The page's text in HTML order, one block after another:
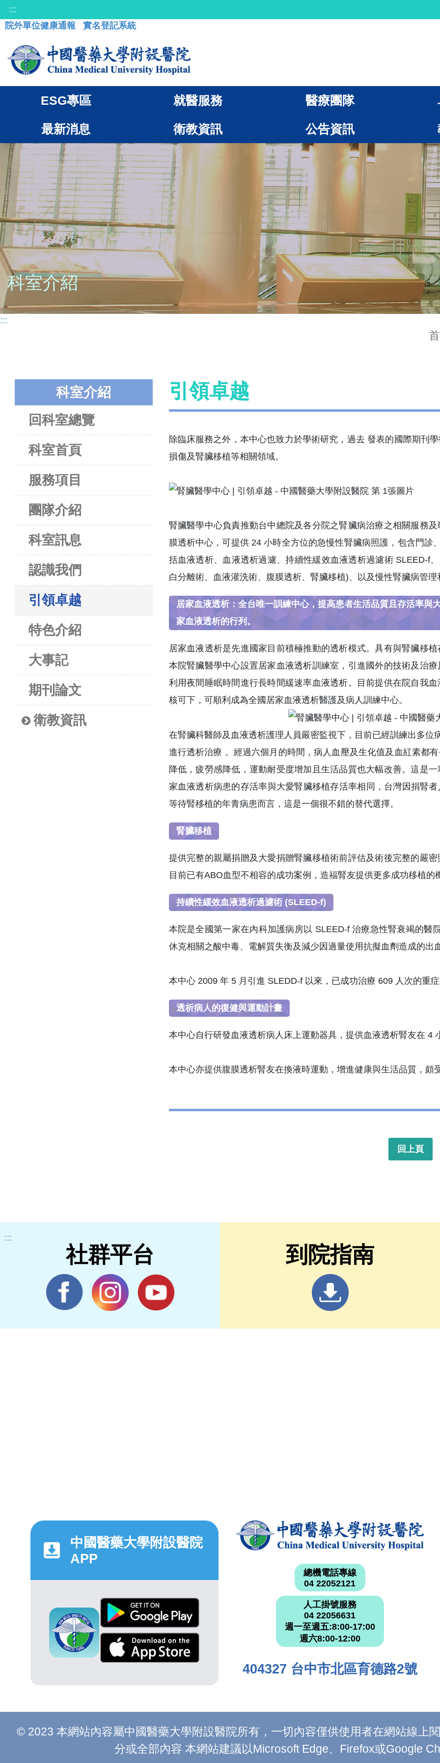
:::
院外單位健康通報
實名登記系統
ESG專區 就醫服務 醫療團隊
最新消息 衛教資訊 公告資訊
科室介紹
:::
科室介紹
回科室總覽
科室首頁
服務項目
團隊介紹
科室訊息
認識我們
引領卓越
特色介紹
大事記
期刊論文
衛教資訊
引領卓越
除臨床服務之外，本中心也致力於學術研究，過去 發表的國際期刊
損傷及腎臟移植等相關領域。
腎臟醫學中心負責推動台中總院及各分院之腎臟病治療之相關服務
膜透析中心，可提供 24 小時全方位的急慢性腎臟病照護，包含門
括血液透析、血液透析過濾、持續性緩效血液透析過濾術 SLEED-f
白分離術、血液灌洗術、腹膜透析、腎臟移植)、以及慢性腎臟病管
居家血液透析：全台唯一訓練中心，提高患者生活品質且存活率與
家血液透析的行列。
居家血液透析是先進國家目前積極推動的透析模式。具有與腎臟移
本院腎臟醫學中心設置居家血液透析訓練室，引進國外的技術及治
利用夜間睡眠時間進行長時間緩速率血液透析。目前提供在院自我
核可下，可順利成為全國居家血液透析醫護及病人訓練中心。
在腎臟科醫師及血液透析護理人員嚴密監視下，目前已經訓練出多
進行透析治療 。經過六個月的時間，病人血壓及生化值及血紅素都
降低，疲勞感降低，運動耐受度增加且生活品質也大幅改善。這是
家血液透析病患的存活率與大愛腎臟移植存活率相同，台灣因捐腎
等待腎移植的年青病患而言，這是一個很不錯的替代選擇。
腎臟移植
提供完整的親屬捐贈及大愛捐贈腎臟移植術前評估及術後完整的嚴
目前已有ABO血型不相容的成功案例，造福腎友提供更多成功移植的
持續性緩效血液透析過濾術 (SLEED-f)
本院是全國第一家在內科加護病房以 SLEED-f 治療急性腎衰竭的醫
休克相關之酸中毒、電解質失衡及減少因過量使用抗擬血劑造成的出
本中心 2009 年 5 月引進 SLEDD-f 以來，已成功治療 609 人次的重
透析病人的復健與運動計畫
本中心自行研發血液透析病人床上運動器具，提供血液透析腎友在 4
本中心亦提供腹膜透析腎友在換液時運動，增進健康與生活品質，頗
回上頁
:::
社群平台 到院指南
中國醫藥大學附設醫院
APP
總機電話專線
04 22052121
人工掛號服務
04 22056631
週一至週五:8:00-17:00
週六8:00-12:00
404327 台中市北區育德路2號
© 2023 本網站內容屬中國醫藥大學附設醫院所有，一切內容僅供使用者在網站線上
分或全部內容 本網站建議以Microsoft Edge、Firefox或Google